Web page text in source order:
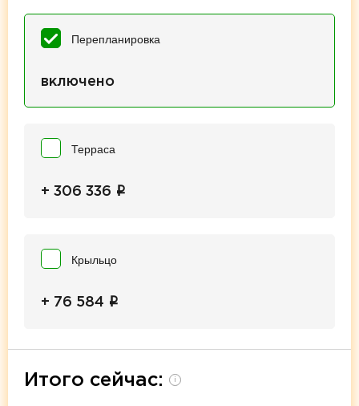
Перепланировка
включено
Терраса
+ 306 336 i
Крыльцо
+ 76 584 i
Итого сейчас: i